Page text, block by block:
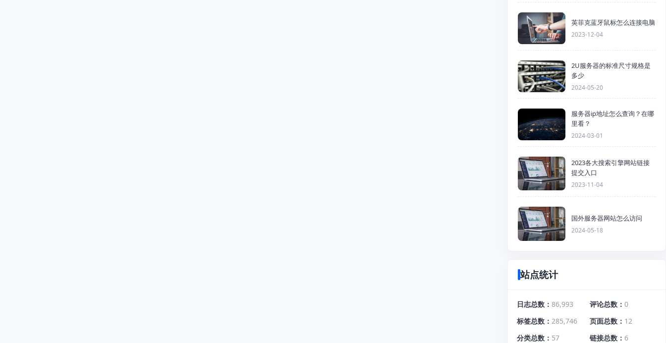
英菲克蓝牙鼠标怎么连接电脑
2023-12-04
2U服务器的标准尺寸规格是
多少
2024-05-20
服务器ip地址怎么查询？在哪
里看？
2024-03-01
2023各大搜索引擎网站链接
提交入口
2023-11-04
国外服务器网站怎么访问
2024-05-18
站点统计
日志总数 86,993 评论总数
0
标签总数
285,746 页面总数
12
分类总数
57 链接总数
6